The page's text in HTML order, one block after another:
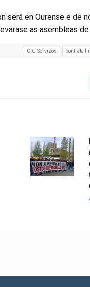
será en Ourense e de
as asembleas
CIG-Servizos contrata